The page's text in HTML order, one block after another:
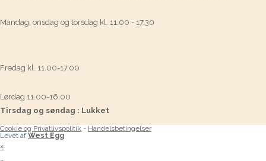
Mandag, onsdag og torsdag kl. 11.00 - 17.30
Fredag kl. 11.00-17.00
Lørdag 11.00-16.00
Tirsdag og søndag : Lukket
Cookie og Privatlivspolitik - Handelsbetingelser
Levet af West Egg
×